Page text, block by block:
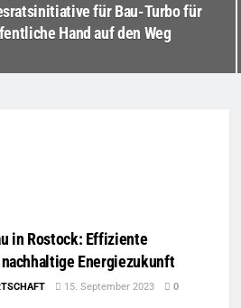
für Bau-Turbo für
Hand auf den Weg
in Rostock: Effiziente
Energiezukunft
15. September 2023 0